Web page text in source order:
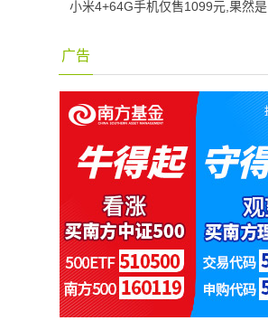
小米4+64G手机仅售1099元,果然是
广告